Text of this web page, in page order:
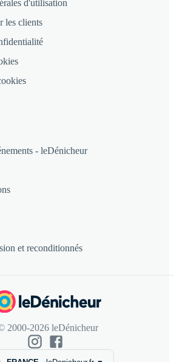
d'utilisation
les clients
- leDénicheur
et reconditionnés
2000-2026 leDénicheur